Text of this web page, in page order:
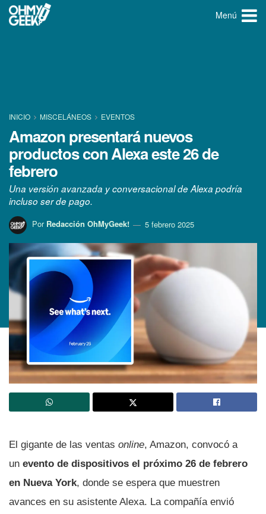
Menú
INICIO MISCELÁNEOS EVENTOS
Amazon presentará nuevos
productos con Alexa este 26 de
febrero
Una versión avanzada y conversacional de Alexa podría
incluso ser de pago.
Por Redacción OhMyGeek! 5 febrero 2025
El gigante de las ventas online, Amazon, convocó a
un evento de dispositivos el próximo 26 de febrero
en Nueva York, donde se espera que muestren
avances en su asistente Alexa. La compañía envió